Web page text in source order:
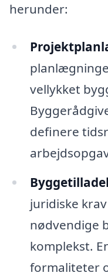
herunder:
vellykket
definere
juridiske
nødvendige
komplekst.
formaliteter